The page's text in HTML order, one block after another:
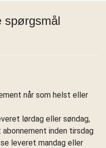
spørgsmål
når som helst eller
lørdag eller søndag,
inden tirsdag
leveret mandag eller